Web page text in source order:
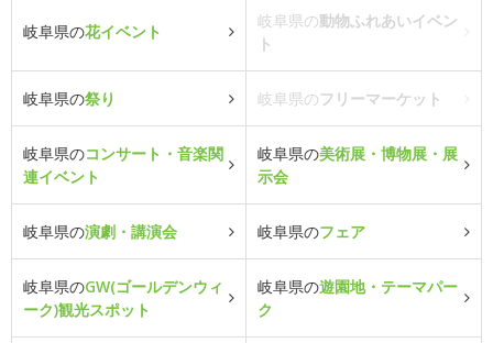
岐阜県の花イベント
岐阜県の動物ふれあいイベン
ト
岐阜県の祭り 岐阜県のフリーマーケット
岐阜県のコンサート・音楽関
連イベント
岐阜県の美術展・博物展・展
示会
岐阜県の演劇・講演会 岐阜県のフェア
岐阜県のGW(ゴールデンウィ
ーク)観光スポット
岐阜県の遊園地・テーマパー
ク